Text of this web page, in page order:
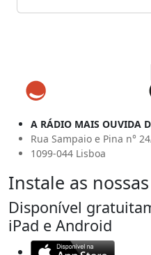
A RÁDIO MAIS OUVIDA
Rua Sampaio e Pina n°
1099-044 Lisboa
Instale as
Disponível
iPad e Android